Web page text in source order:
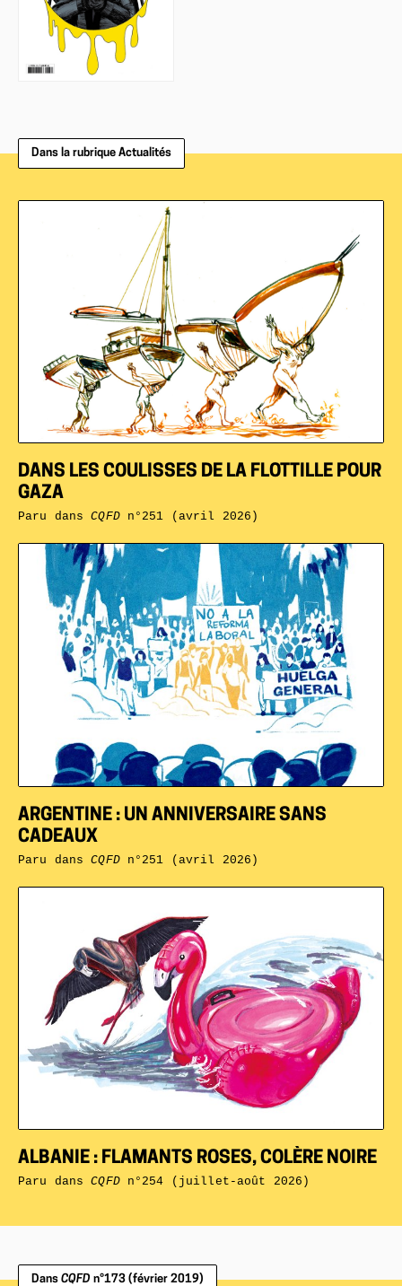
Dans la rubrique Actualités
ALBANIE : FLAMANTS ROSES, COLÈRE NOIRE
Paru dansCQFDn°254 (juillet-août 2026)
ARGENTINE : UN ANNIVERSAIRE SANS
CADEAUX
Paru dansCQFDn°251 (avril 2026)
DANS LES COULISSES DE LA FLOTTILLE POUR
GAZA
Paru dansCQFDn°251 (avril 2026)
Dans CQFD n°173 (février 2019)